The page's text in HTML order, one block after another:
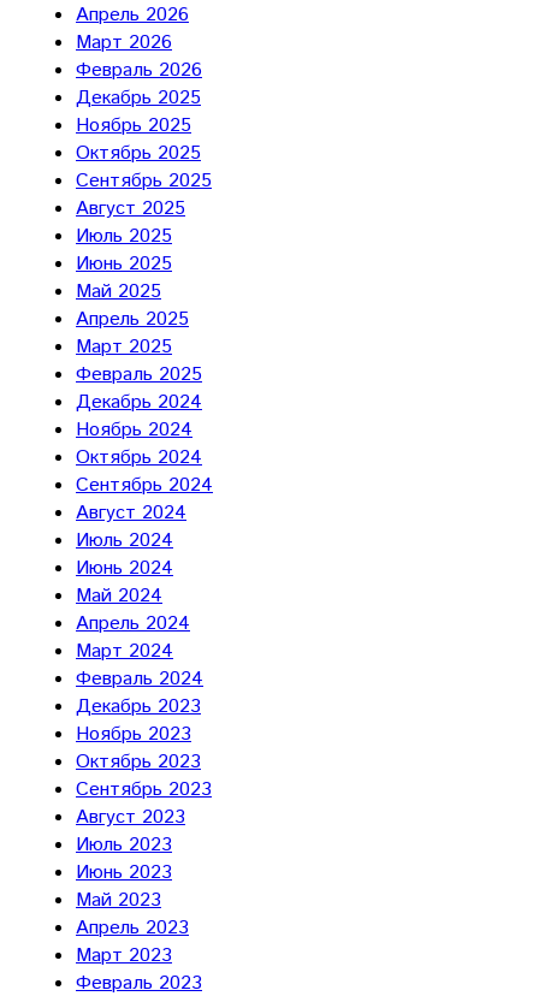
Апрель 2026
Март 2026
Февраль 2026
Декабрь 2025
Ноябрь 2025
Октябрь 2025
Сентябрь 2025
Август 2025
Июль 2025
Июнь 2025
Май 2025
Апрель 2025
Март 2025
Февраль 2025
Декабрь 2024
Ноябрь 2024
Октябрь 2024
Сентябрь 2024
Август 2024
Июль 2024
Июнь 2024
Май 2024
Апрель 2024
Март 2024
Февраль 2024
Декабрь 2023
Ноябрь 2023
Октябрь 2023
Сентябрь 2023
Август 2023
Июль 2023
Июнь 2023
Май 2023
Апрель 2023
Март 2023
Февраль 2023